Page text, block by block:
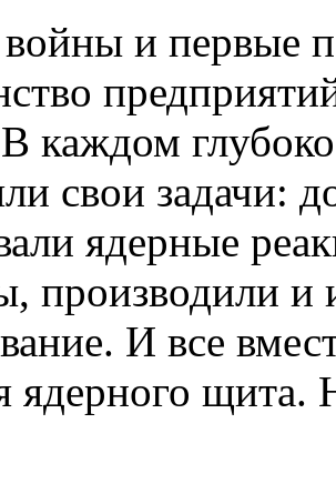
и первые
каждом
свои задачи:
ядерные
производили
И все
ядерного